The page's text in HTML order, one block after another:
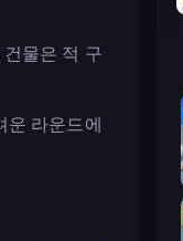
물은 적 구
운 라운드에